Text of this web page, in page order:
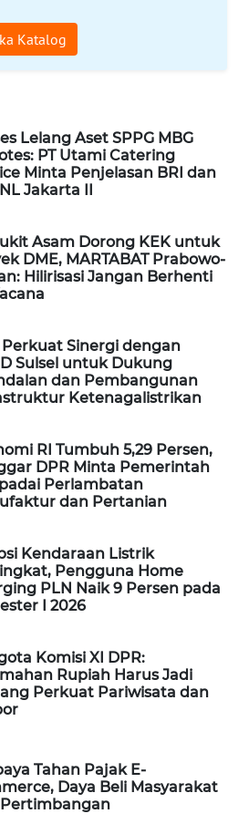
Katalog
Lelang Aset SPPG MBG
PT Utami Catering
Minta Penjelasan BRI dan
Jakarta II
Asam Dorong KEK untuk
DME, MARTABAT Prabowo-
Hilirisasi Jangan Berhenti
Perkuat Sinergi dengan
Sulsel untuk Dukung
dan Pembangunan
Ketenagalistrikan
RI Tumbuh 5,29 Persen,
DPR Minta Pemerintah
Perlambatan
dan Pertanian
Kendaraan Listrik
Pengguna Home
PLN Naik 9 Persen pada
I 2026
Komisi XI DPR:
Rupiah Harus Jadi
Perkuat Pariwisata dan
Tahan Pajak E-
Daya Beli Masyarakat